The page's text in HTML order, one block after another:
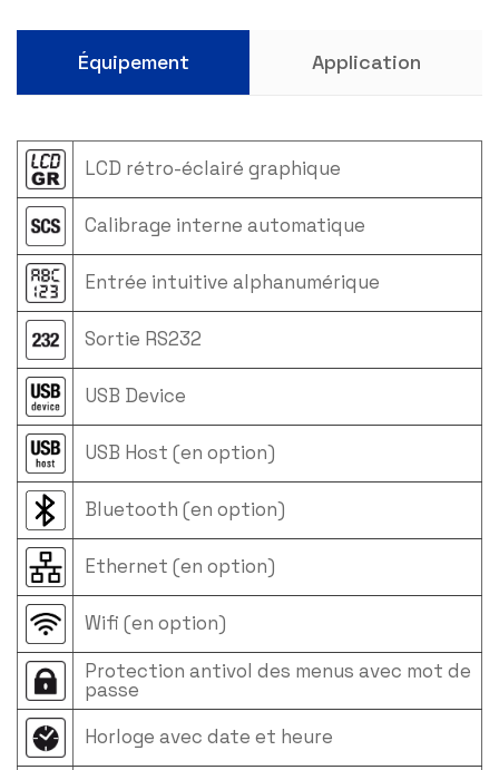
Équipement Application
LCD rétro-éclairé graphique
Calibrage interne automatique
Entrée intuitive alphanumérique
Sortie RS232
USB Device
USB Host (en option)
Bluetooth (en option)
Ethernet (en option)
Wifi (en option)
Protection antivol des menus avec mot de
passe
Horloge avec date et heure